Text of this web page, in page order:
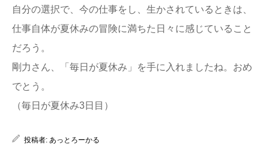
自分の選択で、今の仕事をし、生かされているときは、
仕事自体が夏休みの冒険に満ちた日々に感じていること
だろう。
剛力さん、「毎日が夏休み」を手に入れましたね。おめ
でとう。
（毎日が夏休み3日目）
投稿者: あっとろーかる